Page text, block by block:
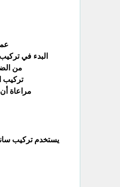
البدء في
من
تركيب
مراعاة
يستخدم تركيب